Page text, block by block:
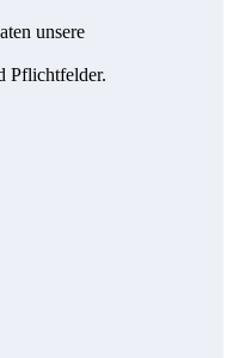
unsere
Pflichtfelder.